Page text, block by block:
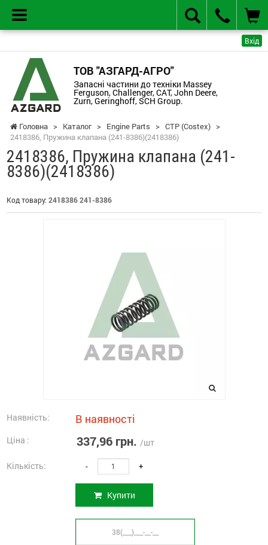
Вхід
ТОВ "АЗГАРД-АГРО"
Запасні частини до техніки Massey
Ferguson, Challenger, CAT, John Deere,
Zurn, Geringhoff, SCH Group.
Головна > Каталог > Engine Parts > CTP (Costex) >
2418386, Пружина клапана (241-8386)(2418386)
2418386, Пружина клапана (241-
8386)(2418386)
Код товару: 2418386 241-8386
Наявність: В наявності
Ціна : 337,96 грн. /шт
Кількість: - +
Купити